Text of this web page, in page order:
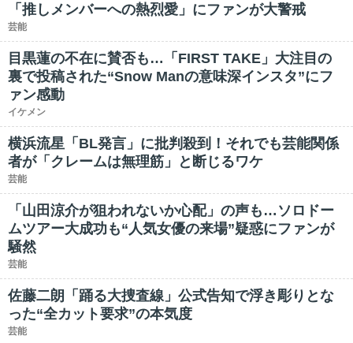
「推しメンバーへの熱烈愛」にファンが大警戒
芸能
目黒蓮の不在に賛否も…「FIRST TAKE」大注目の
裏で投稿された“Snow Manの意味深インスタ”にフ
ァン感動
イケメン
横浜流星「BL発言」に批判殺到！それでも芸能関係
者が「クレームは無理筋」と断じるワケ
芸能
「山田涼介が狙われないか心配」の声も…ソロドー
ムツアー大成功も“人気女優の来場”疑惑にファンが
騒然
芸能
佐藤二朗「踊る大捜査線」公式告知で浮き彫りとな
った“全カット要求”の本気度
芸能